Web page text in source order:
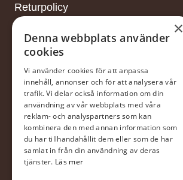
Returpolicy
Försäljningsvillkor
I samarbete med DNB
×
Denna webbplats använder
cookies
Vi använder cookies för att anpassa
innehåll, annonser och för att analysera vår
trafik. Vi delar också information om din
användning av vår webbplats med våra
reklam- och analyspartners som kan
kombinera den med annan information som
du har tillhandahållit dem eller som de har
samlat in från din användning av deras
tjänster. Läs mer